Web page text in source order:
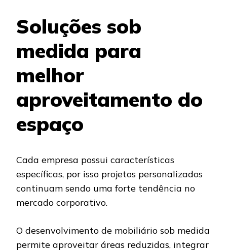
Soluções sob
medida para
melhor
aproveitamento do
espaço
Cada empresa possui características
específicas, por isso projetos personalizados
continuam sendo uma forte tendência no
mercado corporativo.
O desenvolvimento de mobiliário sob medida
permite aproveitar áreas reduzidas, integrar